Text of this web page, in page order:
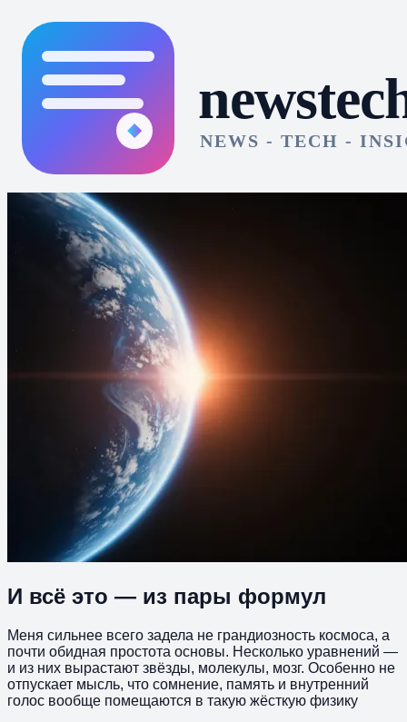
И всё это — из пары формул
Меня сильнее всего задела не грандиозность космоса, а
почти обидная простота основы. Несколько уравнений —
и из них вырастают звёзды, молекулы, мозг. Особенно не
отпускает мысль, что сомнение, память и внутренний
голос вообще помещаются в такую жёсткую физику